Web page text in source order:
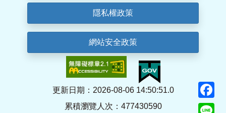
隱私權政策
網站安全政策
更新日期：2026-08-06 14:50:51.0
累積瀏覽人次：477430590